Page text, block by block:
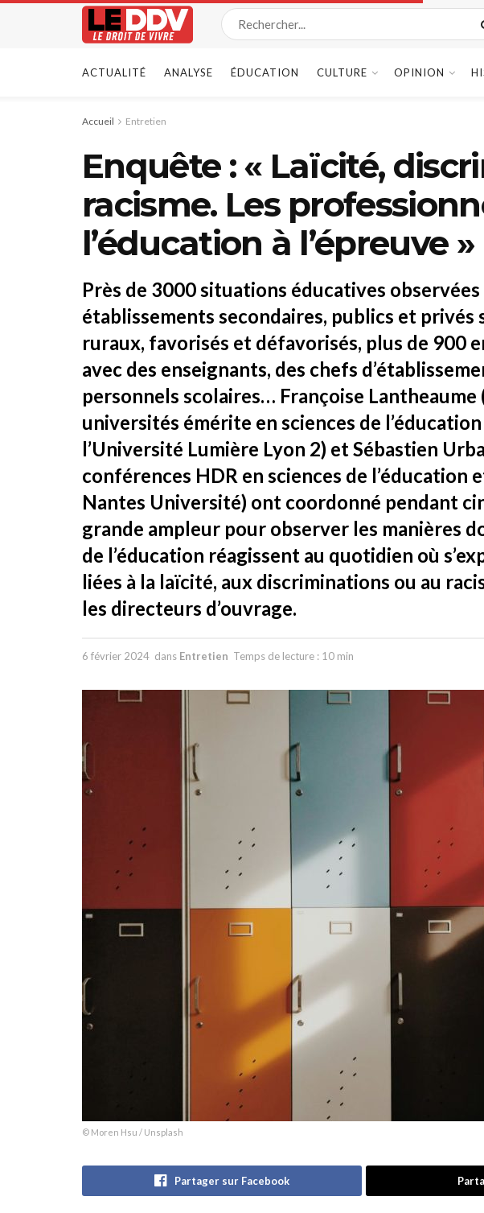
ACTUALITÉ ANALYSE ÉDUCATION CULTURE OPINION
Accueil Entretien
Enquête : « Laïcité,
racisme. Les
l’éducation à l’épreuve »
Près de 3000 situations éducatives observées
établissements secondaires, publics et privés
ruraux, favorisés et défavorisés, plus de 900
avec des enseignants, des chefs
personnels scolaires… Françoise Lantheaume
universités émérite en sciences de
l’Université Lumière Lyon 2) et Sébastien
conférences HDR en sciences de l’éducation
Nantes Université) ont coordonné pendant
grande ampleur pour observer les manières
de l’éducation réagissent au quotidien où
liées à la laïcité, aux discriminations ou au
les directeurs d’ouvrage.
6 février 2024 dans Entretien Temps de lecture : 10 min
© Moren Hsu / Unsplash
Partager sur Facebook